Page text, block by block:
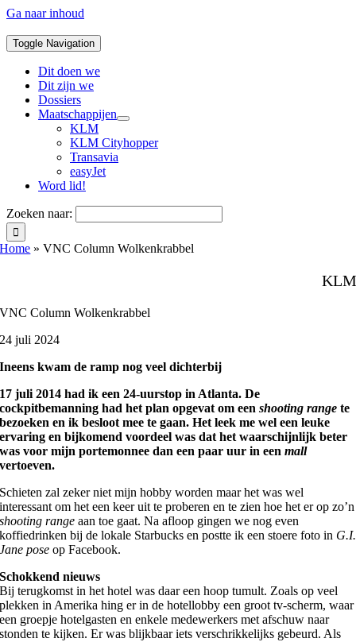
Ga naar inhoud
Toggle Navigation
Dit doen we
Dit zijn we
Dossiers
Maatschappijen
KLM
KLM Cityhopper
Transavia
easyJet
Word lid!
Zoeken naar:
Home »VNC Column Wolkenkrabbel
KLM
VNC Column Wolkenkrabbel
24 juli 2024
Ineens kwam de ramp nog veel dichterbij
17 juli 2014 had ik een 24-uurstop in Atlanta. De
cockpitbemanning had het plan opgevat om eenshooting range te
bezoeken en ik besloot mee te gaan. Het leek me wel een leuke
ervaring en bijkomend voordeel was dat het waarschijnlijk beter
was voor mijn portemonnee dan een paar uur in eenmall
vertoeven.
Schieten zal zeker niet mijn hobby worden maar het was wel
interessant om het een keer uit te proberen en te zien hoe het er op zo’n
shooting range aan toe gaat. Na afloop gingen we nog even
koffiedrinken bij de lokale Starbucks en postte ik een stoere foto in G.I.
Jane pose op Facebook.
Schokkend nieuws
Bij terugkomst in het hotel was daar een hoop tumult. Zoals op veel
plekken in Amerika hing er in de hotellobby een groot tv-scherm, waar
een groepje hotelgasten en enkele medewerkers met afschuw naar
stonden te kijken. Er was blijkbaar iets verschrikkelijks gebeurd. Als